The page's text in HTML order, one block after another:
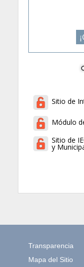
Sitio de
Módulo
Sitio de
y
Transparencia
Mapa del Sitio